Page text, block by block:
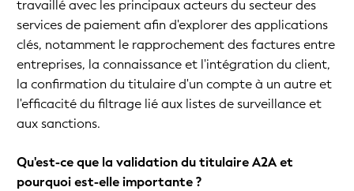
travaillé avec les principaux acteurs du secteur des
services de paiement afin d'explorer des applications
clés, notamment le rapprochement des factures entre
entreprises, la connaissance et l'intégration du client,
la confirmation du titulaire d'un compte à un autre et
l'efficacité du filtrage lié aux listes de surveillance et
aux sanctions.
Qu'est-ce que la validation du titulaire A2A et
pourquoi est-elle importante ?